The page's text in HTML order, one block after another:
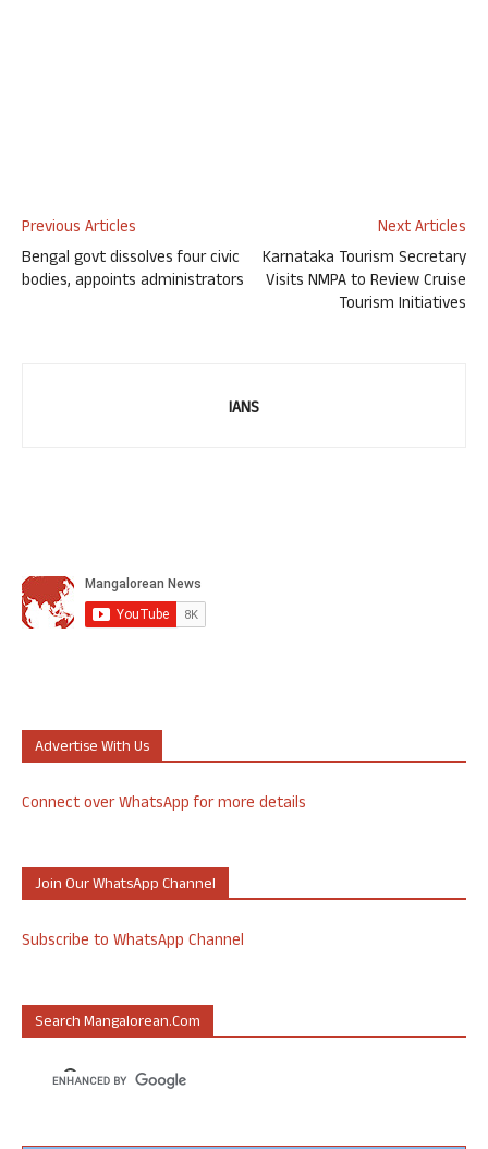
Previous Articles
Bengal govt dissolves four civic
bodies, appoints administrators
Next Articles
Karnataka Tourism Secretary
Visits NMPA to Review Cruise
Tourism Initiatives
IANS
Advertise With Us
Connect over WhatsApp for more details
Join Our WhatsApp Channel
Subscribe to WhatsApp Channel
Search Mangalorean.com